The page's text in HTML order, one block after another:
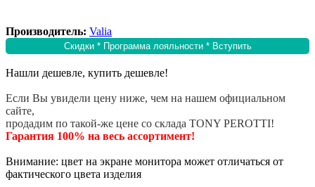
Производитель: Valia
Скидки * Программа лояльности * Вступить
Нашли дешевле, купить дешевле!
Если Вы увидели цену ниже, чем на нашем официальном
сайте,
продадим по такой-же цене со склада TONY PEROTTI!
Гарантия 100% на весь ассортимент!
Внимание: цвет на экране монитора может отличаться от
фактического цвета изделия